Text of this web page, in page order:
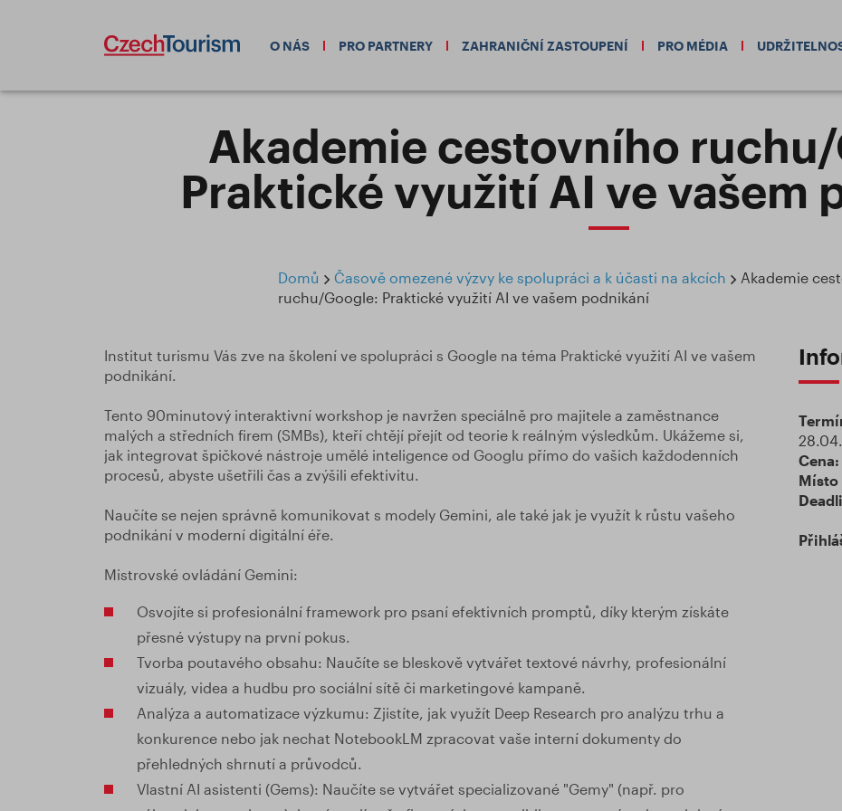
O NÁS PRO PARTNERY ZAHRANIČNÍ ZASTOUPENÍ PRO MÉDIA
Akademie cestovního
Praktické využití AI ve vašem
Domů Časově omezené výzvy ke spolupráci a k účasti na akcích
Akademie
ruchu/Google: Praktické využití AI ve vašem podnikání
Institut turismu Vás zve na školení ve spolupráci s Google na téma Praktické využití AI ve vašem
podnikání.
Tento 90minutový interaktivní workshop je navržen speciálně pro majitele a zaměstnance
malých a středních firem (SMBs), kteří chtějí přejít od teorie k reálným výsledkům. Ukážeme si,
jak integrovat špičkové nástroje umělé inteligence od Googlu přímo do vašich každodenních
procesů, abyste ušetřili čas a zvýšili efektivitu.
Naučíte se nejen správně komunikovat s modely Gemini, ale také jak je využít k růstu vašeho
podnikání v moderní digitální éře.
Mistrovské ovládání Gemini:
Osvojíte si profesionální framework pro psaní efektivních promptů, díky kterým získáte
přesné výstupy na první pokus.
Tvorba poutavého obsahu: Naučíte se bleskově vytvářet textové návrhy, profesionální
vizuály, videa a hudbu pro sociální sítě či marketingové kampaně.
Analýza a automatizace výzkumu: Zjistíte, jak využít Deep Research pro analýzu trhu a
konkurence nebo jak nechat NotebookLM zpracovat vaše interní dokumenty do
přehledných shrnutí a průvodců.
Vlastní AI asistenti (Gems): Naučíte se vytvářet specializované "Gemy" (např. pro
Cena:
Místo